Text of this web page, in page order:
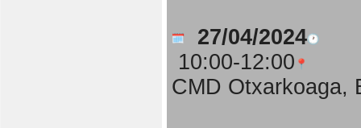
27/04/2024
10:00-12:00
CMD Otxarkoaga,